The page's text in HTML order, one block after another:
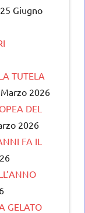
25 Giugno
TUTELA
2026
DEL
2026
FA IL
GELATO